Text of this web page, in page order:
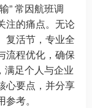
” 常因航班调
注的痛点。无论
复活节，专业全
流程优化，确保
满足个人与企业
心要点，并分享
考。